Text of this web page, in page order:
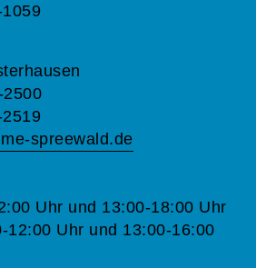
2500
spreewald.de
Uhr und 13:00-18:00 Uhr
12:00 Uhr und 13:00-16:00